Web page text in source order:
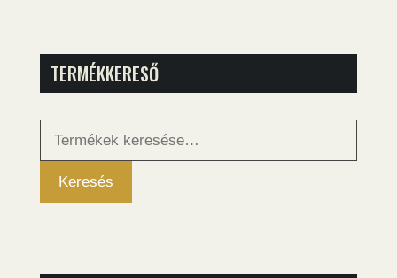
TERMÉKKERESŐ
Keresés
Keresés